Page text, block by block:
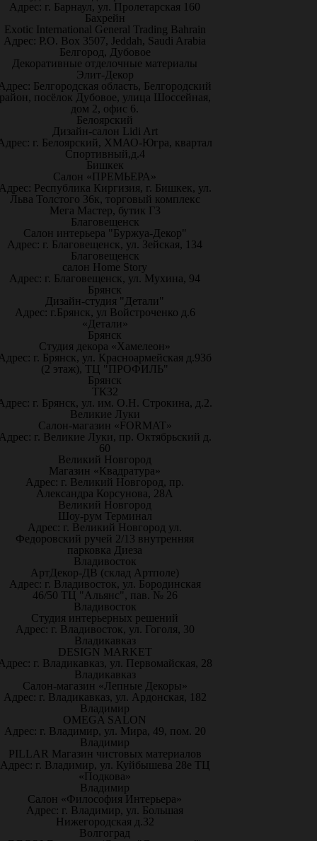
Адрес: г. Барнаул, ул. Пролетарская 160
Бахрейн
Exotic International General Trading Bahrain
Адрес: P.O. Box 3507, Jeddah, Saudi Arabia
Белгород, Дубовое
Декоративные отделочные материалы
Элит-Декор
Белгородская область, Белгородский
посёлок Дубовое, улица Шоссейная,
дом 2, офис 6.
Белоярский
Дизайн-салон Lidi Art
г. Белоярский, ХМАО-Югра, квартал
Спортивный,д.4
Бишкек
Салон «ПРЕМЬЕРА»
Республика Киргизия, г. Бишкек, ул.
Льва Толстого 36к, торговый комплекс
Мега Мастер, бутик Г3
Благовещенск
Салон интерьера "Буржуа-Декор"
Адрес: г. Благовещенск, ул. Зейская, 134
Благовещенск
салон Home Story
Адрес: г. Благовещенск, ул. Мухина, 94
Брянск
Дизайн-студия "Детали"
Адрес: г.Брянск, ул Войстроченко д.6
«Детали»
Брянск
Студия декора «Хамелеон»
г. Брянск, ул. Красноармейская д.93б
(2 этаж), ТЦ "ПРОФИЛЬ"
Брянск
ТК32
г. Брянск, ул. им. О.Н. Строкина, д.2.
Великие Луки
Салон-магазин «FORMAT»
г. Великие Луки, пр. Октябрьский д.
60
Великий Новгород
Магазин «Квадратура»
Адрес: г. Великий Новгород, пр.
Александра Корсунова, 28А
Великий Новгород
Шоу-рум Терминал
Адрес: г. Великий Новгород ул.
Федоровский ручей 2/13 внутренняя
парковка Диеза
Владивосток
АртДекор-ДВ (склад Артполе)
Адрес: г. Владивосток, ул. Бородинская
46/50 ТЦ "Альянс", пав. № 26
Владивосток
Студия интерьерных решений
Адрес: г. Владивосток, ул. Гоголя, 30
Владикавказ
DESIGN MARKET
г. Владикавказ, ул. Первомайская, 28
Владикавказ
Салон-магазин «Лепные Декоры»
Адрес: г. Владикавказ, ул. Ардонская, 182
Владимир
OMEGA SALON
Адрес: г. Владимир, ул. Мира, 49, пом. 20
Владимир
PILLAR Магазин чистовых материалов
Адрес: г. Владимир, ул. Куйбышева 28е ТЦ
«Подкова»
Владимир
Салон «Философия Интерьера»
Адрес: г. Владимир, ул. Большая
Нижегородская д.32
Волгоград